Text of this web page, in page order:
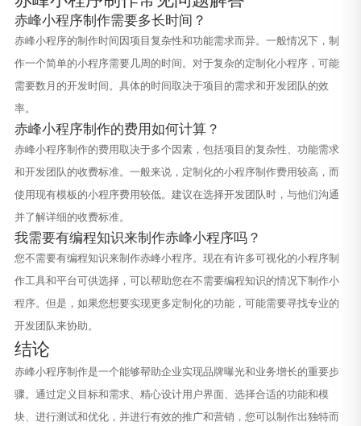
赤峰小程序制作需要多长时间？
赤峰小程序的制作时间因项目复杂性和功能需求而异。一般情况下，制
作一个简单的小程序需要几周的时间。对于复杂的定制化小程序，可能
需要数月的开发时间。具体的时间取决于项目的需求和开发团队的效
率。
赤峰小程序制作的费用如何计算？
赤峰小程序制作的费用取决于多个因素，包括项目的复杂性、功能需求
和开发团队的收费标准。一般来说，定制化的小程序制作费用较高，而
使用现有模板的小程序费用较低。建议在选择开发团队时，与他们沟通
并了解详细的收费标准。
我需要有编程知识来制作赤峰小程序吗？
您不需要有编程知识来制作赤峰小程序。现在有许多可视化的小程序制
作工具和平台可供选择，可以帮助您在不需要编程知识的情况下制作小
程序。但是，如果您想要实现更多定制化的功能，可能需要寻找专业的
开发团队来协助。
结论
赤峰小程序制作是一个能够帮助企业实现品牌曝光和业务增长的重要步
骤。通过定义目标和需求、精心设计用户界面、选择合适的功能和模
块、进行测试和优化，并进行有效的推广和营销，您可以制作出独特而